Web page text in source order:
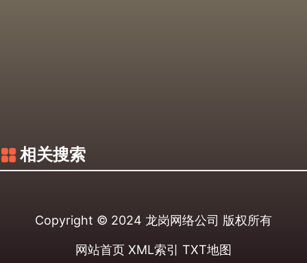
相关搜索
Copyright © 2024 龙岗网络公司 版权所有
网站首页 XML索引 TXT地图